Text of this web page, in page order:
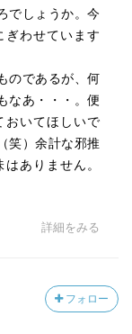
でしょうか。今
ぎわせています
のであるが、何
なあ・・・。便
おいてほしいで
笑）余計な邪推
ありません。
詳細をみる
フォロー